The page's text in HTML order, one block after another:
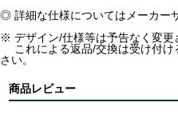
◎ 詳細な仕様についてはメーカー
※ デザイン/仕様等は予告なく変更
これによる返品/交換は受け付け
さい。
商品レビュー